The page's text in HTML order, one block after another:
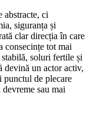
abstracte, ci
siguranța și
clar direcția în care
consecințe tot mai
soluri fertile și
devină un actor activ,
punctul de plecare
sau mai